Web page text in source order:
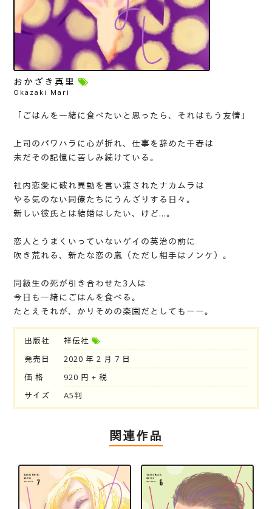
おかざき真里
Okazaki Mari
「ごはんを一緒に食べたいと思ったら、それはもう友情」
上司のパワハラに心が折れ、仕事を辞めた千春は
未だその記憶に苦しみ続けている。
社内恋愛に破れ異動を言い渡されたナカムラは
やる気のない同僚たちにうんざりする日々。
新しい彼氏とは結婚はしたい、けど…。
恋人とうまくいっていないゲイの英治の前に
吹き荒れる、新たな恋の嵐（ただし相手はノンケ）。
同級生の死が引き合わせた3人は
今日も一緒にごはんを食べる。
たとえそれが、かりそめの楽園だとしてもーー。
出版社
祥伝社
発売日
2020 年 2 月 7 日
価 格
920 円 + 税
サイズ
A5判
関連作品